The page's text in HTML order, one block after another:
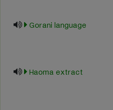
Gorani language
Haoma extract